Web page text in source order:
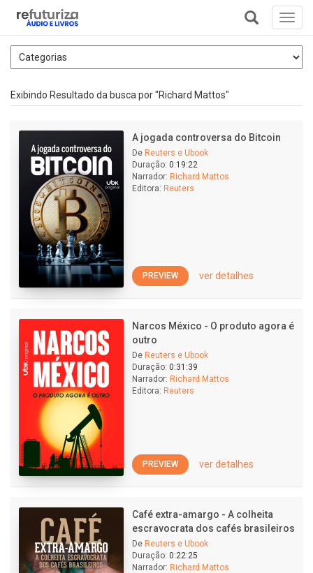
+
Exibindo Resultado da busca por "Richard Mattos"
A jogada controversa do Bitcoin
De Reuters e Ubook
Duração: 0:19:22
Narrador: Richard Mattos
Editora: Reuters
PREVIEW ver detalhes
Narcos México - O produto agora é
outro
De Reuters e Ubook
Duração: 0:31:39
Narrador: Richard Mattos
Editora: Reuters
PREVIEW ver detalhes
Café extra-amargo - A colheita
escravocrata dos cafés brasileiros
De Reuters e Ubook
Duração: 0:22:25
Narrador: Richard Mattos